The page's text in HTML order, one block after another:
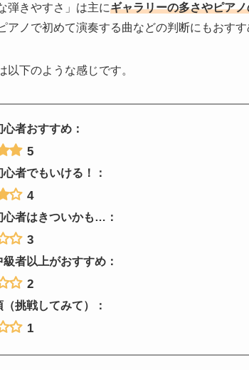
弾きやすさ」は主にギャラリーの多さやピア
アノで初めて演奏する曲などの判断にもおすす
以下のような感じです。
心者おすすめ：
5
心者でもいける！：
4
心者はきついかも…：
3
級者以上がおすすめ：
2
挑戦してみて）：
1